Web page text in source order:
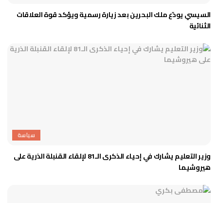
السيسي يودّع ملك البحرين بعد زيارة رسمية ويؤكد قوة العلاقات
الثنائية
سياسة
وزير التعليم يشارك في إحياء الذكرى الـ81 لإلقاء القنبلة الذرية على
هيروشيما